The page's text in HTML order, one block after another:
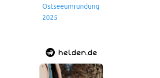
Ostseeumrundung
2025